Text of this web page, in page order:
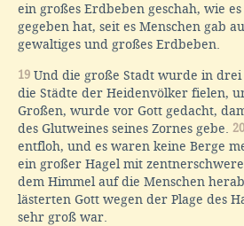
ein großes Erdbeben geschah, wie
gegeben hat, seit es Menschen gab
gewaltiges und großes Erdbeben.
19 Und die große Stadt wurde in
die Städte der Heidenvölker fielen,
Großen, wurde vor Gott gedacht,
des Glutweines seines Zornes gebe. 20
entfloh, und es waren keine Berge
ein großer Hagel mit
dem Himmel auf die Menschen
lästerten Gott wegen der Plage des
sehr groß war.